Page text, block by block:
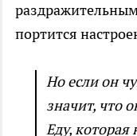
портится
Но если он
значит, что
Еду, которая